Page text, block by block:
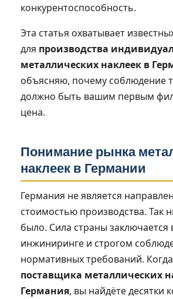
конкурентоспособность.
Эта статья охватывает
для производства
металлических наклеек в
объясняю, почему соблюдение
должно быть вашим первым
цена.
Понимание рынка
наклеек в Германии
Германия не является
стоимостью производства. Так
было. Сила страны заключается
инжиниринге и строгом
нормативных требований.
поставщика металлических
Германия, вы найдёте десятки